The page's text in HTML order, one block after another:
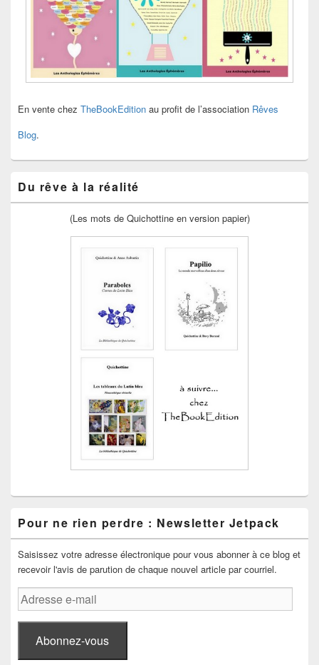
En vente chez TheBookEdition au profit de l’association Rêves
Blog.
Du rêve à la réalité
(Les mots de Quichottine en version papier)
Pour ne rien perdre : Newsletter Jetpack
Saisissez votre adresse électronique pour vous abonner à ce blog et
recevoir l'avis de parution de chaque nouvel article par courriel.
Adresse
e-
mail
Abonnez-vous